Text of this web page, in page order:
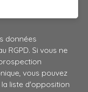
données
RGPD. Si vous ne
vous pouvez
liste d'opposition